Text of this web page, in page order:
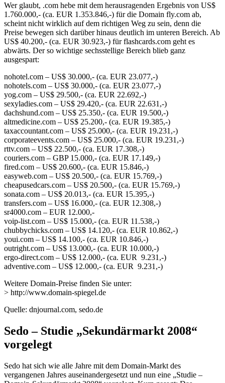
Wer glaubt, .com hebe mit dem herausragenden Ergebnis von US$
1.760.000,- (ca. EUR 1.353.846,-) für die Domain fly.com ab,
scheint nicht wirklich auf dem richtigen Weg zu sein, denn die
Preise bewegen sich darüber hinaus deutlich im unteren Bereich. Ab
US$ 40.200,- (ca. EUR 30.923,-) für flashcards.com geht es
abwärts. Der so wichtige sechsstellige Bereich blieb ganz
ausgespart:
nohotel.com – US$ 30.000,- (ca. EUR 23.077,-)
nohotels.com – US$ 30.000,- (ca. EUR 23.077,-)
yog.com – US$ 29.500,- (ca. EUR 22.692,-)
sexyladies.com – US$ 29.420,- (ca. EUR 22.631,-)
dachshund.com – US$ 25.350,- (ca. EUR 19.500,-)
altmedicine.com – US$ 25.200,- (ca. EUR 19.385,-)
taxaccountant.com – US$ 25.000,- (ca. EUR 19.231,-)
corporateevents.com – US$ 25.000,- (ca. EUR 19.231,-)
rttv.com – US$ 22.500,- (ca. EUR 17.308,-)
couriers.com – GBP 15.000,- (ca. EUR 17.149,-)
fired.com – US$ 20.600,- (ca. EUR 15.846,-)
easyweb.com – US$ 20.500,- (ca. EUR 15.769,-)
cheapusedcars.com – US$ 20.500,- (ca. EUR 15.769,-)
sonata.com – US$ 20.013,- (ca. EUR 15.395,-)
transfers.com – US$ 16.000,- (ca. EUR 12.308,-)
sr4000.com – EUR 12.000,-
voip-list.com – US$ 15.000,- (ca. EUR 11.538,-)
chubbychicks.com – US$ 14.120,- (ca. EUR 10.862,-)
youi.com – US$ 14.100,- (ca. EUR 10.846,-)
outright.com – US$ 13.000,- (ca. EUR 10.000,-)
ergo-direct.com – US$ 12.000,- (ca. EUR 9.231,-)
adventive.com – US$ 12.000,- (ca. EUR 9.231,-)
Weitere Domain-Preise finden Sie unter:
> http://www.domain-spiegel.de
Quelle: dnjournal.com, sedo.de
Sedo – Studie „Sekundärmarkt 2008“
vorgelegt
Sedo hat sich wie alle Jahre mit dem Domain-Markt des
vergangenen Jahres auseinandergesetzt und nun eine „Studie –